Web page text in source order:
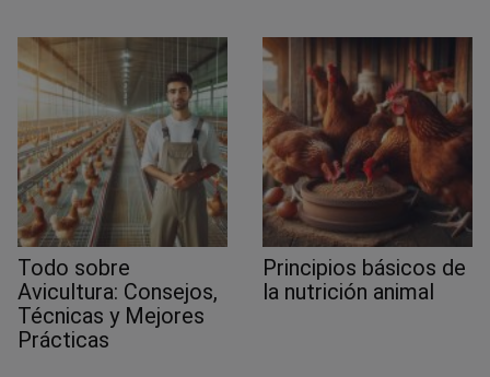
Todo sobre
Avicultura: Consejos,
Técnicas y Mejores
Prácticas
Principios básicos de
la nutrición animal